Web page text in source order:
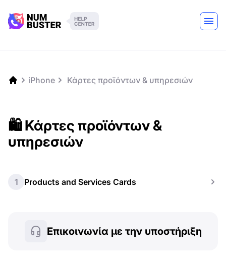
iPhone ️ Κάρτες προϊόντων & υπηρεσιών
🛍️ Κάρτες προϊόντων &
υπηρεσιών
1 Products and Services Cards
Επικοινωνία με την υποστήριξη